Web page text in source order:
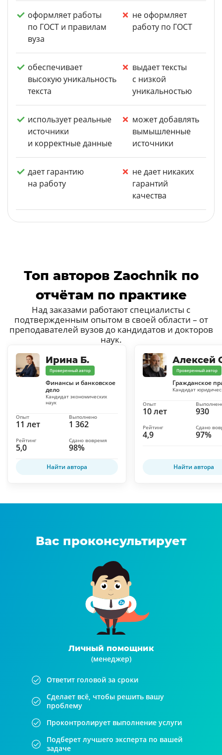
оформляет работы
по ГОСТ и правилам
вуза
не оформляет
работу по ГОСТ
обеспечивает
высокую уникальность
текста
выдает тексты
с низкой
уникальностью
использует реальные
источники
и корректные данные
может добавлять
вымышленные
источники
дает гарантию
на работу
не дает никаких
гарантий
качества
Топ авторов Zaochnik по
отчётам по практике
Над заказами работают специалисты с
подтвержденным опытом в своей области – от
преподавателей вузов до кандидатов и докторов
наук.
Ирина Б.
Проверенный автор
Финансы и банковское
дело
Кандидат экономических
наук
11 лет
Опыт
1 362
Выполнено
5,0
Рейтинг
98%
Сдано вовремя
Найти автора
Алексей
Проверенный автор
Гражданское
Кандидат
10 лет
Опыт
930
4,9
Рейтинг
97%
Сдано
Найти автора
Вас проконсультирует
Личный помощник
(менеджер)
Ответит головой за сроки
Сделает всё, чтобы решить вашу
проблему
Проконтролирует выполнение услуги
Подберет лучшего эксперта по вашей
задаче